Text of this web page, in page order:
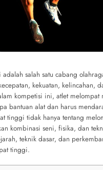
salah satu cabang
kekuatan, kelincahan,
kompetisi ini, atlet melompat
bantuan alat dan harus
tinggi tidak hanya tentang
kombinasi seni, fisika, dan
teknik dasar, dan
tinggi.